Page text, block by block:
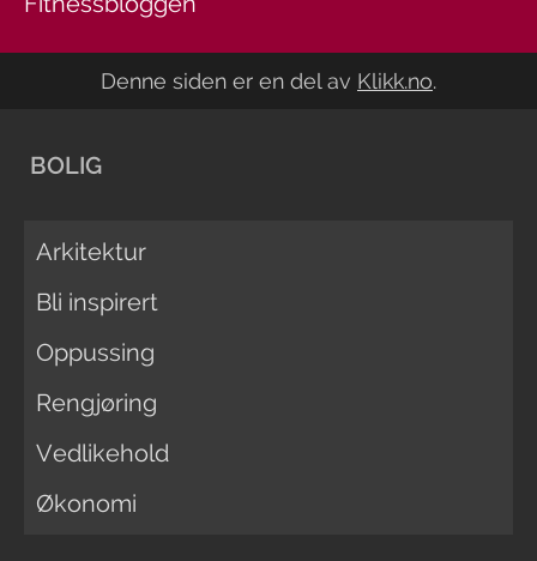
Denne siden er en del av Klikk.no.
BOLIG
Arkitektur
Bli inspirert
Oppussing
Rengjøring
Vedlikehold
Økonomi